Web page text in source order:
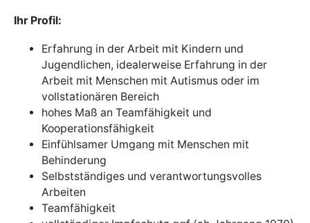
Ihr Profil:
Erfahrung in der Arbeit mit Kindern und
Jugendlichen, idealerweise Erfahrung in der
Arbeit mit Menschen mit Autismus oder im
vollstationären Bereich
hohes Maß an Teamfähigkeit und
Kooperationsfähigkeit
Einfühlsamer Umgang mit Menschen mit
Behinderung
Selbstständiges und verantwortungsvolles
Arbeiten
Teamfähigkeit